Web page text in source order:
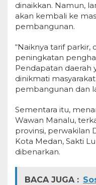
dinaikkan. Namun,
akan kembali ke
pembangunan.
“Naiknya tarif
peningkatan
Pendapatan daerah
dinikmati
pembangunan dan
Sementara itu,
Wawan Manalu,
provinsi, perwakilan
Kota Medan, Sakti
dibenarkan.
BACA JUGA :